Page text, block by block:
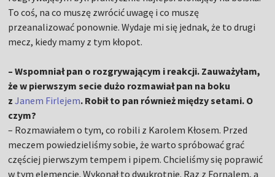
To coś, na co muszę zwrócić uwagę i co muszę
przeanalizować ponownie. Wydaje mi się jednak, że to drugi
mecz, kiedy mamy z tym kłopot.
– Wspomniał pan o rozgrywającym i reakcji. Zauważyłam,
że w pierwszym secie dużo rozmawiał pan na boku
zJanem Firlejem. Robił to pan również między setami. O
czym?
– Rozmawiałem o tym, co robili z Karolem Kłosem. Przed
meczem powiedzieliśmy sobie, że warto spróbować grać
częściej pierwszym tempem i pipem. Chcieliśmy się poprawić
w tym elemencie. Wykonał to dwukrotnie. Raz z Fornalem, a